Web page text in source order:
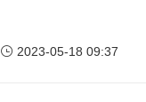
2023-05-18 09:37